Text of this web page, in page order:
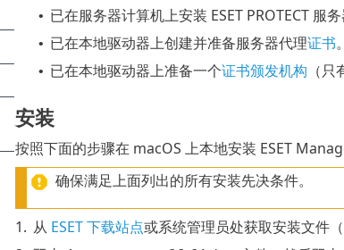
• 已在服务器计算机上安装 ESET PROTECT 服务
• 已在本地驱动器上创建并准备服务器代理证书。
• 已在本地驱动器上准备一个证书颁发机构 （
安装
按照下面的步骤在 macOS 上本地安装 ESET
确保满足上面列出的所有安装先决条件。
1. 从 ESET 下载站点或系统管理员处获取安装文件